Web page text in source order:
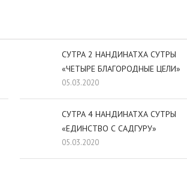
СУТРА 2 НАНДИНАТХА СУТРЫ
«ЧЕТЫРЕ БЛАГОРОДНЫЕ ЦЕЛИ»
05.03.2020
СУТРА 4 НАНДИНАТХА СУТРЫ
«ЕДИНСТВО С САДГУРУ»
05.03.2020